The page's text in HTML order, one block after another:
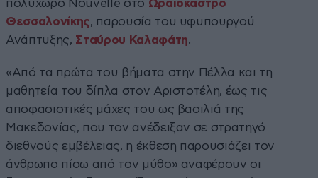
πολυχώρο Nouvelle στο Ωραιόκαστρο
Θεσσαλονίκης, παρουσία του υφυπουργού
Ανάπτυξης, Σταύρου Καλαφάτη.
«Από τα πρώτα του βήματα στην Πέλλα και τη
μαθητεία του δίπλα στον Αριστοτέλη, έως τις
αποφασιστικές μάχες του ως βασιλιά της
Μακεδονίας, που τον ανέδειξαν σε στρατηγό
διεθνούς εμβέλειας, η έκθεση παρουσιάζει τον
άνθρωπο πίσω από τον μύθο» αναφέρουν οι